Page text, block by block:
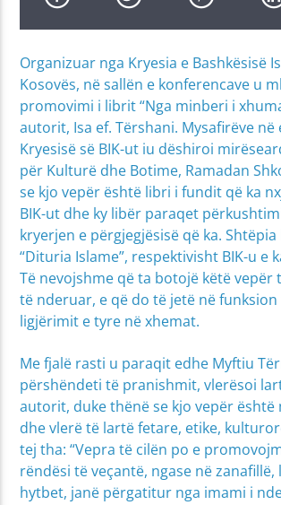
Organizuar nga Kryesia e Bashkësisë
Kosovës, në sallën e konferencave u
promovimi i librit “Nga minberi i
autorit, Isa ef. Tërshani. Mysafirëve në
Kryesisë së BIK-ut iu dëshiroi
për Kulturë dhe Botime, Ramadan
se kjo vepër është libri i fundit që ka
BIK-ut dhe ky libër paraqet
kryerjen e përgjegjësisë që ka.
“Dituria Islame”, respektivisht BIK-u e
Të nevojshme që ta botojë këtë
të nderuar, e që do të jetë në
ligjërimit e tyre në xhemat.
Me fjalë rasti u paraqit edhe Myftiu
përshëndeti të pranishmit, vlerësoi
autorit, duke thënë se kjo vepër është
dhe vlerë të lartë fetare, etike,
tej tha: “Vepra të cilën po e
rëndësi të veçantë, ngase në zanafillë,
hytbet, janë përgatitur nga imami i